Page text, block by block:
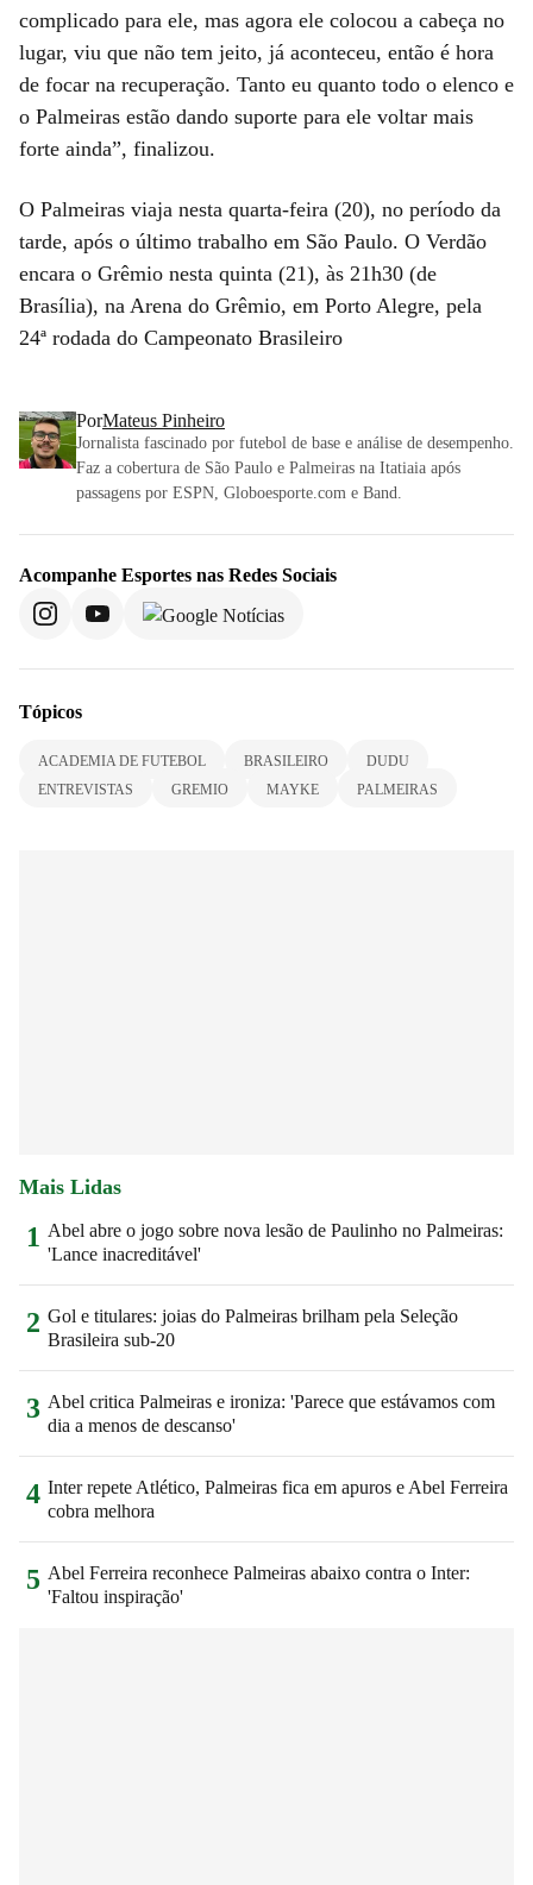
complicado para ele, mas agora ele colocou a cabeça no
lugar, viu que não tem jeito, já aconteceu, então é hora
de focar na recuperação. Tanto eu quanto todo o elenco e
o Palmeiras estão dando suporte para ele voltar mais
forte ainda”, finalizou.
O Palmeiras viaja nesta quarta-feira (20), no período da
tarde, após o último trabalho em São Paulo. O Verdão
encara o Grêmio nesta quinta (21), às 21h30 (de
Brasília), na Arena do Grêmio, em Porto Alegre, pela
24ª rodada do Campeonato Brasileiro
PorMateus Pinheiro
Jornalista fascinado por futebol de base e análise de desempenho.
Faz a cobertura de São Paulo e Palmeiras na Itatiaia após
passagens por ESPN, Globoesporte.com e Band.
Acompanhe Esportes nas Redes Sociais
Tópicos
ACADEMIA DE FUTEBOL BRASILEIRO
DUDU
ENTREVISTAS
GREMIO MAYKE PALMEIRAS
Mais Lidas
1 Abel abre o jogo sobre nova lesão de Paulinho no Palmeiras:
'Lance inacreditável'
2 Gol e titulares: joias do Palmeiras brilham pela Seleção
Brasileira sub-20
3 Abel critica Palmeiras e ironiza: 'Parece que estávamos com
dia a menos de descanso'
4 Inter repete Atlético, Palmeiras fica em apuros e Abel Ferreira
cobra melhora
5 Abel Ferreira reconhece Palmeiras abaixo contra o Inter:
'Faltou inspiração'